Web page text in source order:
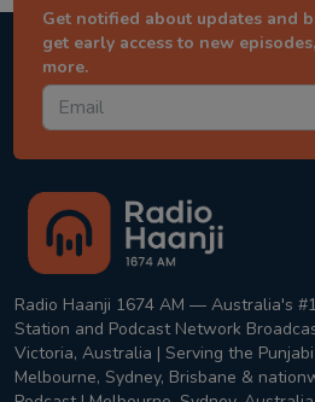
Get notified about updates and
get early access to new
more.
Radio Haanji 1674 AM — Australia's
Station and Podcast Network
Victoria, Australia | Serving the
Melbourne, Sydney, Brisbane &